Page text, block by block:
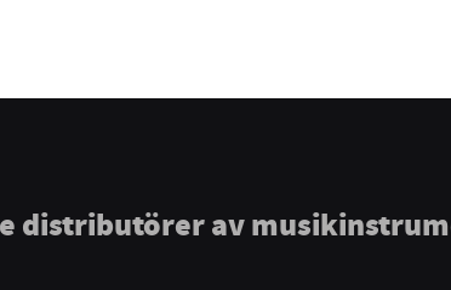
distributörer av